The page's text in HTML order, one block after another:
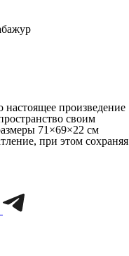
произведение
своим
71×69×22 см
при этом сохраняя